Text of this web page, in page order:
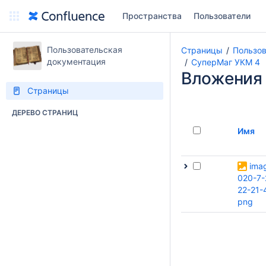
Пространства Пользователи
Пользовательская
документация
Страницы
ДЕРЕВО СТРАНИЦ
Страницы
СуперМаг УКМ 4
Вложения
Имя
020-7-
22-21-
png